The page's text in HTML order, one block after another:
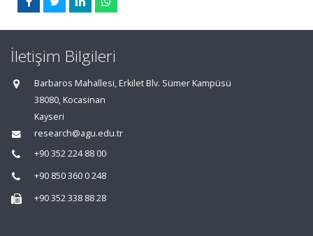
İletişim Bilgileri
Barbaros Mahallesi, Erkilet Blv. Sümer Kampüsü
38080, Kocasinan
Kayseri
research@agu.edu.tr
+90 352 224 88 00
+90 850 360 0 248
+90 352 338 88 28